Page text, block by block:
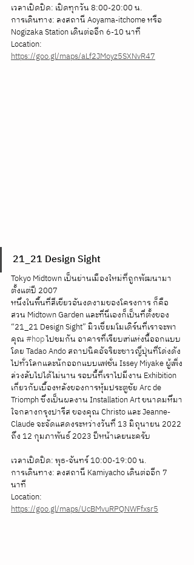
เวลาเปิดปิด: เปิดทุกวัน 8:00-20:00 น.
การเดินทาง: ลงสถานี Aoyama-itchome หรือ
Nogizaka Station เดินต่ออีก 6-10 นาที
Location:
https://goo.gl/maps/aLf2JMoyz5SXNvR47
21_21 Design Sight
Tokyo Midtown เป็นย่านเมืองใหม่ที่ถูกพัฒนามา
ตั้งแต่ปี 2007
หนึ่งในพื้นที่สีเขียวอันงดงามของโครงการ ก็คือ
สวน Midtown Garden และที่นี่เองก็เป็นที่ตั้งของ
“21_21 Design Sight” มิวเซี่ยมโมเดิร์นที่เราจะพา
คุณ #hop ไปชมกัน อาคารที่เรียบเท่แห่งนี้ออกแบบ
โดย Tadao Ando สถาปนิคอัจริยะชาวญี่ปุ่นที่โด่งดัง
ไปทั่วโลกและนักออกแบบแฟชั่น Issey Miyake ผู้เพิ่ง
ล่วงลับไปได้ไม่นาน รอบนี้ที่เราไปมีงาน Exhibition
เกี่ยวกับเบื้องหลังของการหุ้มประตูชัย Arc de
Triomph ซึ่งเป็นผลงาน Installation Art ขนาดมหึมา
ใจกลางกรุงปารีส ของคุณ Christo และ Jeanne-
Claude จะจัดแสดงระหว่างวันที่ 13 มิถุนายน 2022
ถึง 12 กุมภาพันธ์ 2023 ปีหน้าเลยนะครับ
เวลาเปิดปิด: พุธ-จันทร์ 10:00-19:00 น.
การเดินทาง: ลงสถานี Kamiyacho เดินต่ออีก 7
นาที
Location:
https://goo.gl/maps/UcBMvuRPQNWFfxsr5